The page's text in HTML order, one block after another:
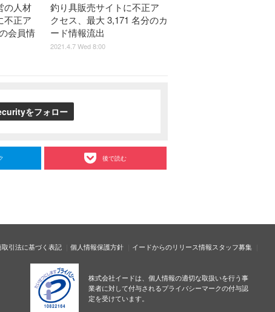
の人材
不正ア
会員情
釣り具販売サイトに不正ア
クセス、最大 3,171 名分のカ
ード情報流出
2021.4.7 Wed 8:00
をフォロー
後で読む
引法に基づく表記 個人情報保護方針 イードからのリリース情報スタッフ募集
株式会社イードは、個人情報の適切な取扱いを行う事
業者に対して付与されるプライバシーマークの付与認
定を受けています。